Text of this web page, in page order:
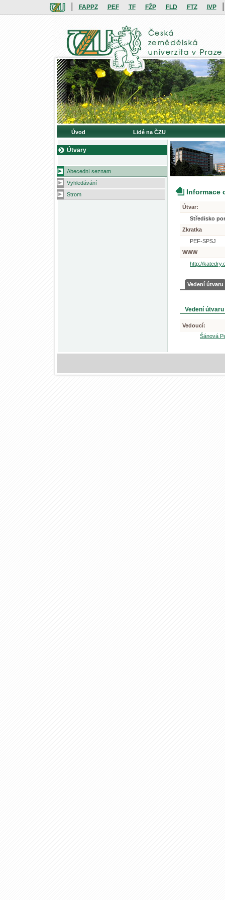
FAPPZ PEF TF FŽP FLD FTZ IVP
Úvod Lidé na ČZU
Útvary
Abecední seznam
Vyhledávání
Strom
Informace
Útvar:
Středisko
Zkratka
PEF-SPSJ
WWW
http://
Vedení útvaru
Vedení útvaru
Vedoucí:
Šánová